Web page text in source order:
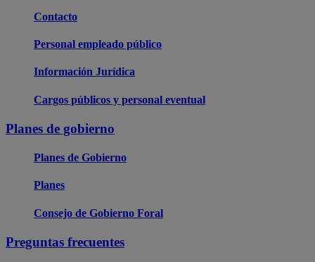
Contacto
Personal empleado público
Información Jurídica
Cargos públicos y personal eventual
Planes de gobierno
Planes de Gobierno
Planes
Consejo de Gobierno Foral
Preguntas frecuentes